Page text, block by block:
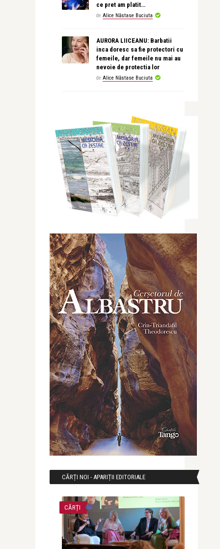
ce pret am platit…
de Alice Năstase Buciuta
AURORA LIICEANU: Barbatii
inca doresc sa fie protectori cu
femeile, dar femeile nu mai au
nevoie de protectia lor
de Alice Năstase Buciuta
CĂRȚI NOI - APARIȚII EDITORIALE
CĂRȚI